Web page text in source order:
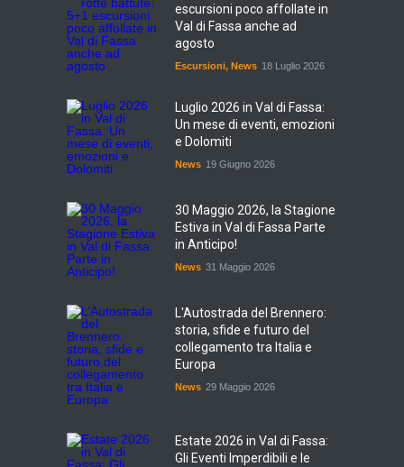
escursioni poco affollate in
Val di Fassa anche ad
agosto
Escursioni, News 18 Luglio 2026
Luglio 2026 in Val di Fassa:
Un mese di eventi, emozioni
e Dolomiti
News 19 Giugno 2026
30 Maggio 2026, la Stagione
Estiva in Val di Fassa Parte
in Anticipo!
News 31 Maggio 2026
L'Autostrada del Brennero:
storia, sfide e futuro del
collegamento tra Italia e
Europa
News 29 Maggio 2026
Estate 2026 in Val di Fassa:
Gli Eventi Imperdibili e le